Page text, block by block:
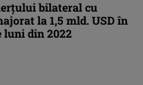
bilateral cu
la 1,5 mld. USD în
luni din 2022